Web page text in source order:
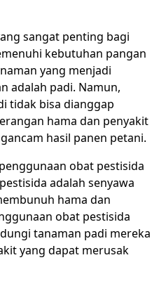
sangat penting bagi
kebutuhan pangan
yang menjadi
adalah padi. Namun,
tidak bisa dianggap
hama dan penyakit
hasil panen petani.
obat pestisida
adalah senyawa
hama dan
obat pestisida
tanaman padi mereka
yang dapat merusak